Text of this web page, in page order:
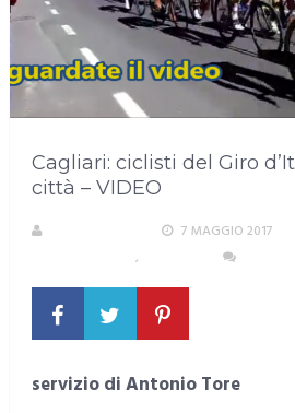
Cagliari: ciclisti del Giro
città – VIDEO
7 MAGGIO 2017
,
servizio di Antonio Tore